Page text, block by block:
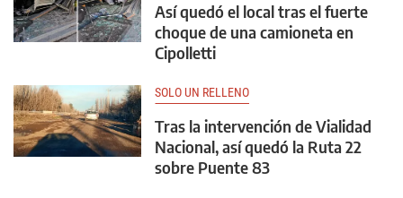
Así quedó el local tras el fuerte
choque de una camioneta en
Cipolletti
SOLO UN RELLENO
Tras la intervención de Vialidad
Nacional, así quedó la Ruta 22
sobre Puente 83